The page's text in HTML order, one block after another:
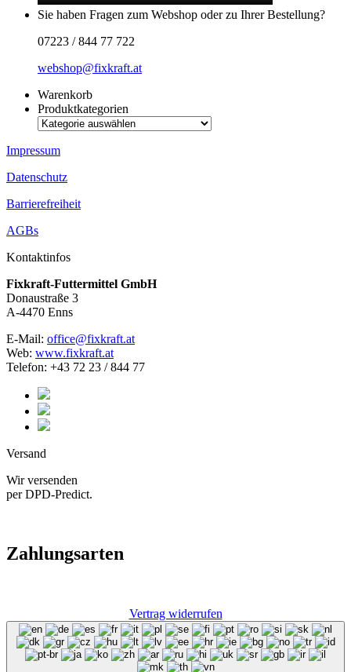
Sie haben Fragen zum Webshop oder zu Ihrer Bestellung?
07223 / 844 77 722
webshop@fixkraft.at
Warenkorb
Produktkategorien
Impressum
Datenschutz
Barrierefreiheit
AGBs
Kontaktinfos
Fixkraft-Futtermittel GmbH
Donaustraße 3
A-4470 Enns
E-Mail: office@fixkraft.at
Web: www.fixkraft.at
Telefon: +43 72 23 / 844 77
Versand
Wir versenden
per DPD-Predict.
Zahlungsarten
Vertrag widerrufen